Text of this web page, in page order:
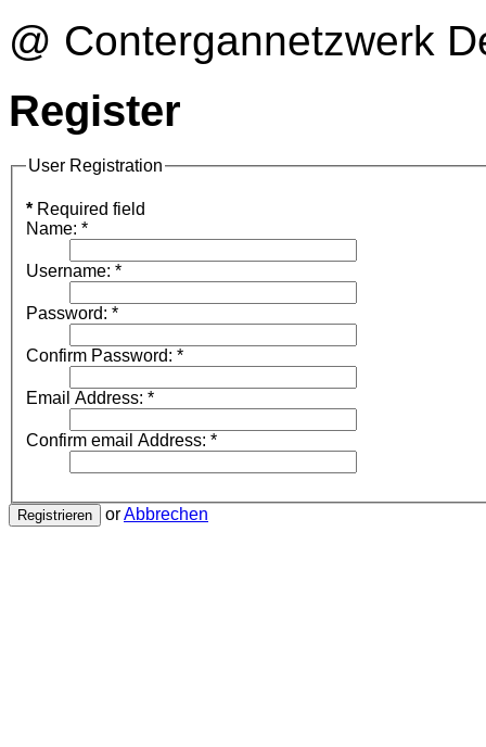
@ Contergannetzwerk
Register
User Registration
* Required field
Name: *
Username: *
Password: *
Confirm Password: *
Email Address: *
Confirm email Address: *
Registrieren orAbbrechen